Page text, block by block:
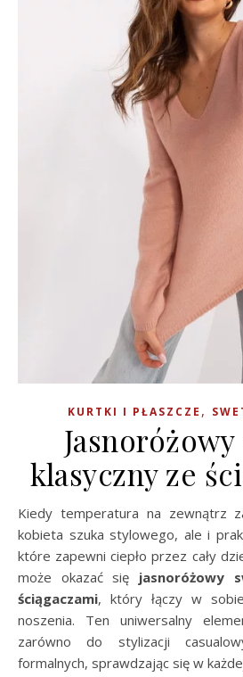
KURTKI I PŁASZCZE ,
klasyczny ze
Kiedy temperatura na zewnątrz zaczyna spadać, każda
kobieta szuka stylowego, ale i
które zapewni ciepło przez cały
może okazać się jasnoróżowy
ściągaczami, który łączy w
noszenia. Ten uniwersalny
zarówno do stylizacji
formalnych, sprawdzając się w